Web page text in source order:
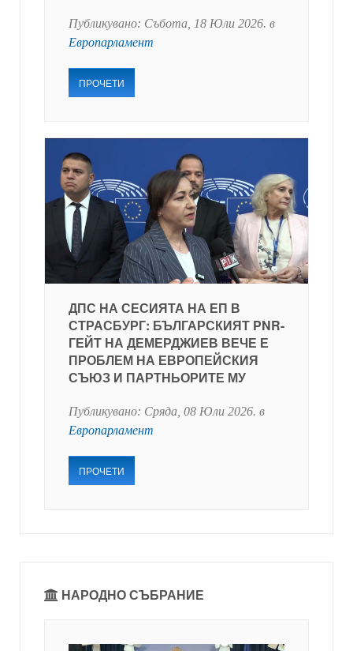
Публикувано: Събота, 18 Юли 2026. в
Европарламент
ПРОЧЕТИ
ДПС НА СЕСИЯТА НА ЕП В
СТРАСБУРГ: БЪЛГАРСКИЯТ PNR-
ГЕЙТ НА ДЕМЕРДЖИЕВ ВЕЧЕ Е
ПРОБЛЕМ НА ЕВРОПЕЙСКИЯ
СЪЮЗ И ПАРТНЬОРИТЕ МУ
Публикувано: Сряда, 08 Юли 2026. в
Европарламент
ПРОЧЕТИ
НАРОДНО СЪБРАНИЕ